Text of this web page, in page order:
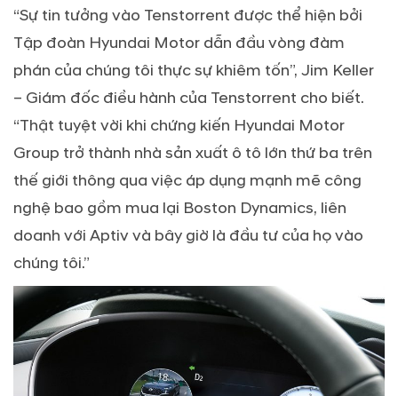
“Sự tin tưởng vào Tenstorrent được thể hiện bởi
Tập đoàn Hyundai Motor dẫn đầu vòng đàm
phán của chúng tôi thực sự khiêm tốn”, Jim Keller
– Giám đốc điều hành của Tenstorrent cho biết.
“Thật tuyệt vời khi chứng kiến Hyundai Motor
Group trở thành nhà sản xuất ô tô lớn thứ ba trên
thế giới thông qua việc áp dụng mạnh mẽ công
nghệ bao gồm mua lại Boston Dynamics, liên
doanh với Aptiv và bây giờ là đầu tư của họ vào
chúng tôi.”